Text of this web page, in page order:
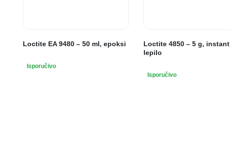
Loctite EA 9480 – 50 ml, epoksi
Isporučivo
Loctite 4850 – 5 g, instant
lepilo
Isporučivo